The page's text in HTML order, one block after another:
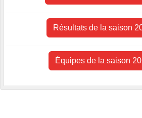
Résultats de la saison
Équipes de la saison